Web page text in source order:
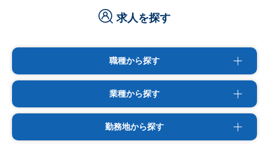
求人を探す
職種から探す
業種から探す
勤務地から探す